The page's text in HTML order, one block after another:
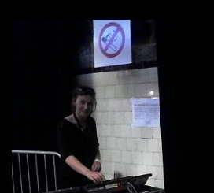
AVATARIUM
https://www.flickr.com/